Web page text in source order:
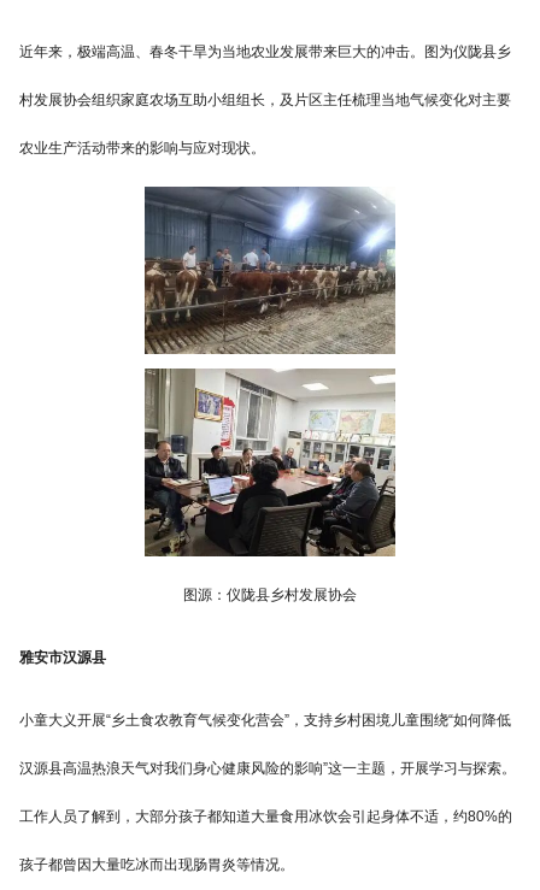
近年来，极端高温、春冬干旱为当地农业发展带来巨大的冲击。图为仪陇县乡
村发展协会组织家庭农场互助小组组长，及片区主任梳理当地气候变化对主要
农业生产活动带来的影响与应对现状。
图源：仪陇县乡村发展协会
雅安市汉源县
小童大义开展“乡土食农教育气候变化营会”，支持乡村困境儿童围绕“如何降低
汉源县高温热浪天气对我们身心健康风险的影响”这一主题，开展学习与探索。
工作人员了解到，大部分孩子都知道大量食用冰饮会引起身体不适，约80%的
孩子都曾因大量吃冰而出现肠胃炎等情况。